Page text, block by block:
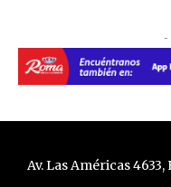
-
Av. Las Américas 4633,